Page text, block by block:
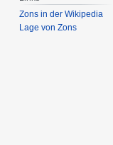
Zons in der Wikipedia
Lage von Zons